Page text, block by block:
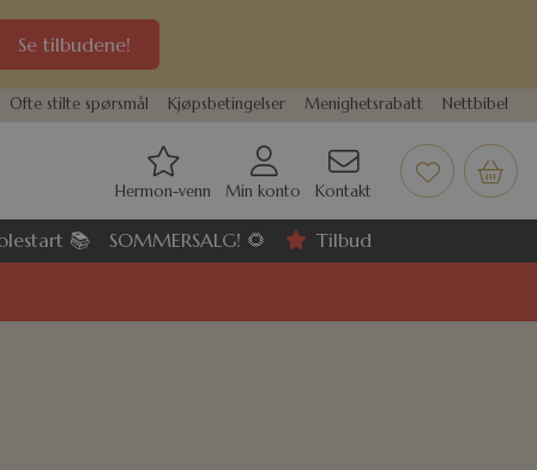
Se tilbudene!
Ofte stilte spørsmål Kjøpsbetingelser Menighetsrabatt Nettbibel
Hermon-venn Min konto Kontakt
📚 SOMMERSALG! 🌻 Tilbud